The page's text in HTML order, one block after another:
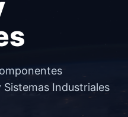
Industriales